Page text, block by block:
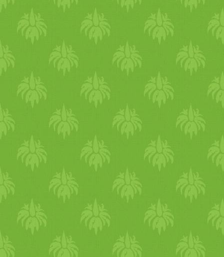
vágott bazsalikomot.
főzzük közepes lángon.
őrölt chilit. Miután
érezzük, hogy túl sok
minimum lángon
(minimumra vegyük
lehet konyhát
paradicsomos szószt. ;-) )
friss salátával,